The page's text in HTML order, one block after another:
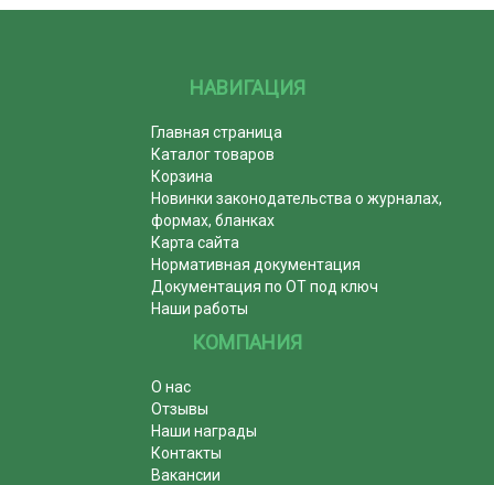
НАВИГАЦИЯ
Главная страница
Каталог товаров
Корзина
Новинки законодательства о журналах,
формах, бланках
Карта сайта
Нормативная документация
Документация по ОТ под ключ
Наши работы
КОМПАНИЯ
О нас
Отзывы
Наши награды
Контакты
Вакансии